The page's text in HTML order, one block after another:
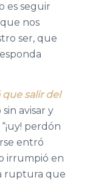
es seguir
nos
ser, que
salir del
avisar y
perdón
entró
irrumpió en
ruptura que